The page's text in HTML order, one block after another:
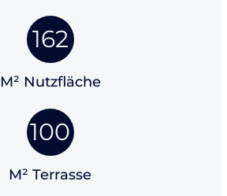
162
M² Nutzfläche
100
M² Terrasse